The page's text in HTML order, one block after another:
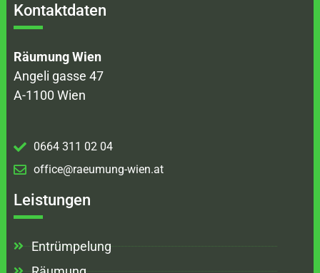
Kontaktdaten
Räumung Wien
Angeli gasse 47
A-1100 Wien
0664 311 02 04
office@raeumung-wien.at
Leistungen
Entrümpelung